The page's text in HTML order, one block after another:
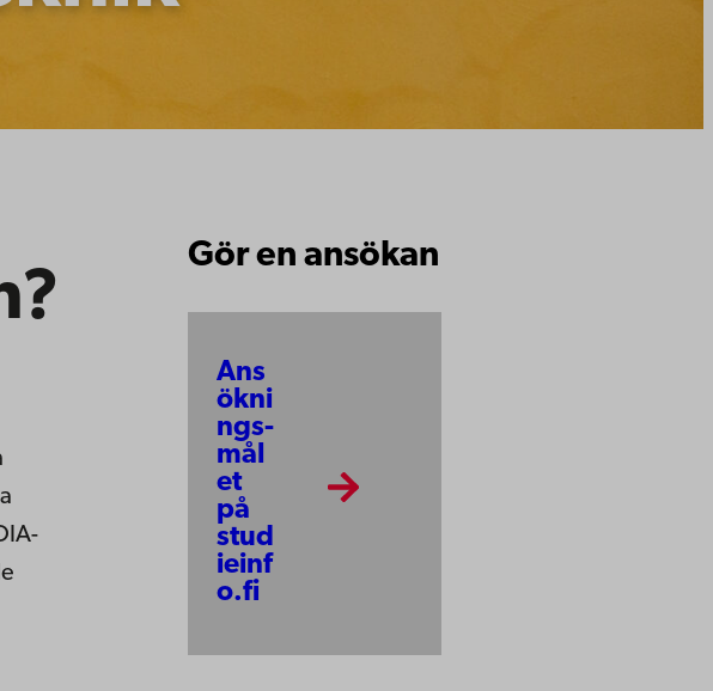
Gör en ansökan
Ans
ökni
ngs­
mål
et
på
stud
ieinf
o.fi